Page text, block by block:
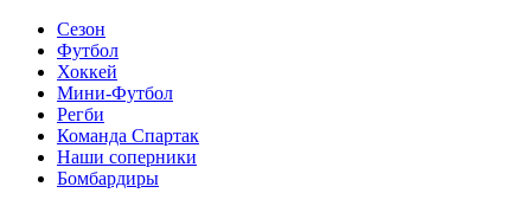
Сезон
Футбол
Хоккей
Мини-Футбол
Регби
Команда Спартак
Наши соперники
Бомбардиры